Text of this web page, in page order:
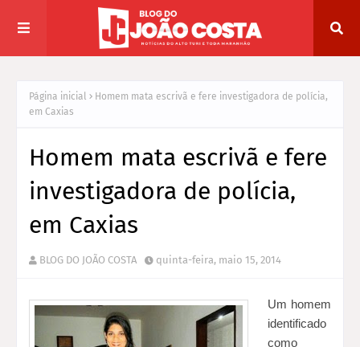
Página inicial
Homem mata escrivã e fere investigadora de polícia,
em Caxias
Homem mata escrivã e fere
investigadora de polícia,
em Caxias
BLOG DO JOÃO COSTA quinta-feira, maio 15, 2014
Um homem
identificado
como